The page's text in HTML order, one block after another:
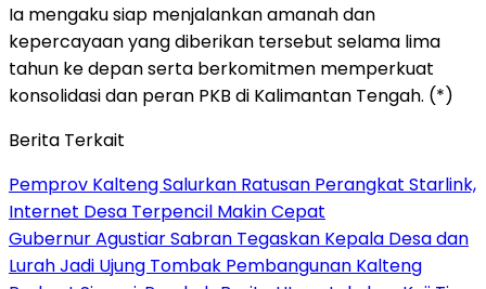
Ia mengaku siap menjalankan amanah dan
kepercayaan yang diberikan tersebut selama lima
tahun ke depan serta berkomitmen memperkuat
konsolidasi dan peran PKB di Kalimantan Tengah. (*)
Berita Terkait
Pemprov Kalteng Salurkan Ratusan Perangkat Starlink,
Internet Desa Terpencil Makin Cepat
Gubernur Agustiar Sabran Tegaskan Kepala Desa dan
Lurah Jadi Ujung Tombak Pembangunan Kalteng